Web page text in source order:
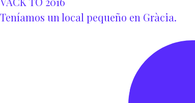
Teníamos un local pequeño en Gràcia.